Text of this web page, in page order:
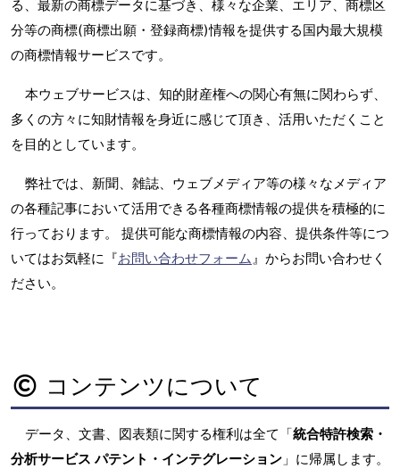
る、最新の商標データに基づき、様々な企業、エリア、商標区
分等の商標(商標出願・登録商標)情報を提供する国内最大規模
の商標情報サービスです。
本ウェブサービスは、知的財産権への関心有無に関わらず、
多くの方々に知財情報を身近に感じて頂き、活用いただくこと
を目的としています。
弊社では、新聞、雑誌、ウェブメディア等の様々なメディア
の各種記事において活用できる各種商標情報の提供を積極的に
行っております。 提供可能な商標情報の内容、提供条件等につ
いてはお気軽に『お問い合わせフォーム』からお問い合わせく
ださい。
コンテンツについて
データ、文書、図表類に関する権利は全て「統合特許検索・
分析サービス パテント・インテグレーション 」に帰属します。